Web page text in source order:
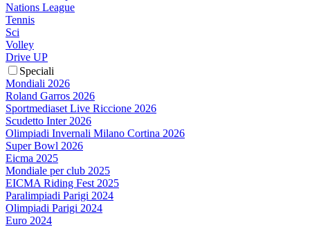
Nations League
Tennis
Sci
Volley
Drive UP
Speciali
Mondiali 2026
Roland Garros 2026
Sportmediaset Live Riccione 2026
Scudetto Inter 2026
Olimpiadi Invernali Milano Cortina 2026
Super Bowl 2026
Eicma 2025
Mondiale per club 2025
EICMA Riding Fest 2025
Paralimpiadi Parigi 2024
Olimpiadi Parigi 2024
Euro 2024